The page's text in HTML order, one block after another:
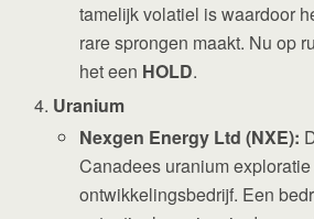
tamelijk volatiel is waardoor
rare sprongen maakt. Nu op
het een HOLD.
Uranium
Nexgen Energy Ltd (NXE):
Canadees uranium exploratie
ontwikkelingsbedrijf. Een